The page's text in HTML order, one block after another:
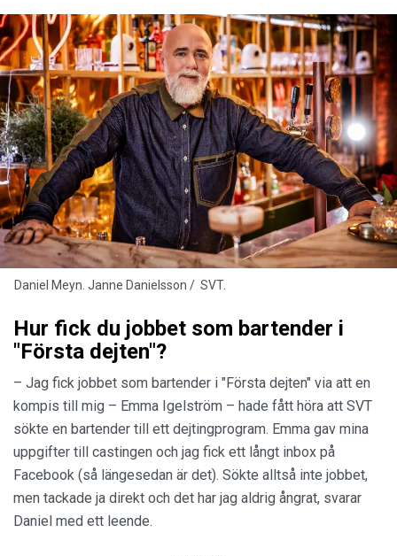
Daniel Meyn. Janne Danielsson / SVT.
Hur fick du jobbet som bartender i
"Första dejten"?
– Jag fick jobbet som bartender i "Första dejten" via att en
kompis till mig – Emma Igelström – hade fått höra att SVT
sökte en bartender till ett dejtingprogram. Emma gav mina
uppgifter till castingen och jag fick ett långt inbox på
Facebook (så längesedan är det). Sökte alltså inte jobbet,
men tackade ja direkt och det har jag aldrig ångrat, svarar
Daniel med ett leende.